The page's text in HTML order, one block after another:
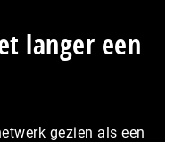
langer een
gezien als een